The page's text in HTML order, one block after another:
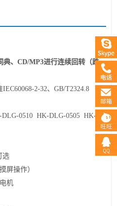
典、CD/MP3进行连续回转（跌
2-32、GB/T2324.8
0510 HK-DLG-0505 HK-DL
选
屏操作）
机